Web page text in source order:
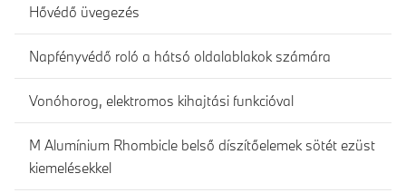
Hővédő üvegezés
Napfényvédő roló a hátsó oldalablakok számára
Vonóhorog, elektromos kihajtási funkcióval
M Alumínium Rhombicle belső díszítőelemek sötét ezüst
kiemelésekkel